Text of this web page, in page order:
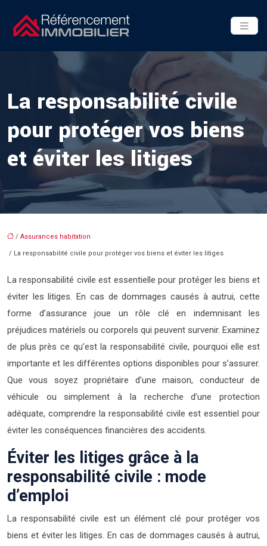
La responsabilité civile
pour protéger vos biens
et éviter les litiges
/ Assurances habitation
/ La responsabilité civile pour protéger vos biens et éviter les litiges
La responsabilité civile est essentielle pour protéger les biens et
éviter les litiges. En cas de dommages causés à autrui, cette
forme d’assurance joue un rôle clé en indemnisant les
préjudices matériels ou corporels qui peuvent survenir. Examinez
de plus près ce qu’est la responsabilité civile, pourquoi elle est
importante et les différentes options disponibles pour s’assurer.
Que vous soyez propriétaire d’une maison, conducteur de
véhicule ou simplement à la recherche d’une protection
adéquate, comprendre la responsabilité civile est essentiel pour
éviter les conséquences financières des accidents.
Éviter les litiges grâce à la
responsabilité civile : mode
d’emploi
La responsabilité civile est un élément clé pour protéger vos
biens et éviter les litiges. En cas de dommages causés à autrui,